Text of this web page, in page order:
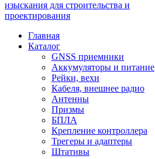
Главная
Каталог
GNSS приемники
Аккумуляторы и питание
Рейки, вехи
Кабеля, внешнее радио
Антенны
Призмы
БПЛА
Крепление контроллера
Трегеры и адаптеры
Штативы